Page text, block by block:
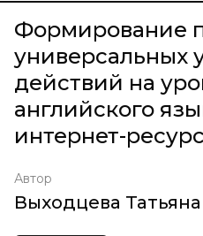
Формирование
универсальных
действий на
английского
интернет-
Автор
Выходцева